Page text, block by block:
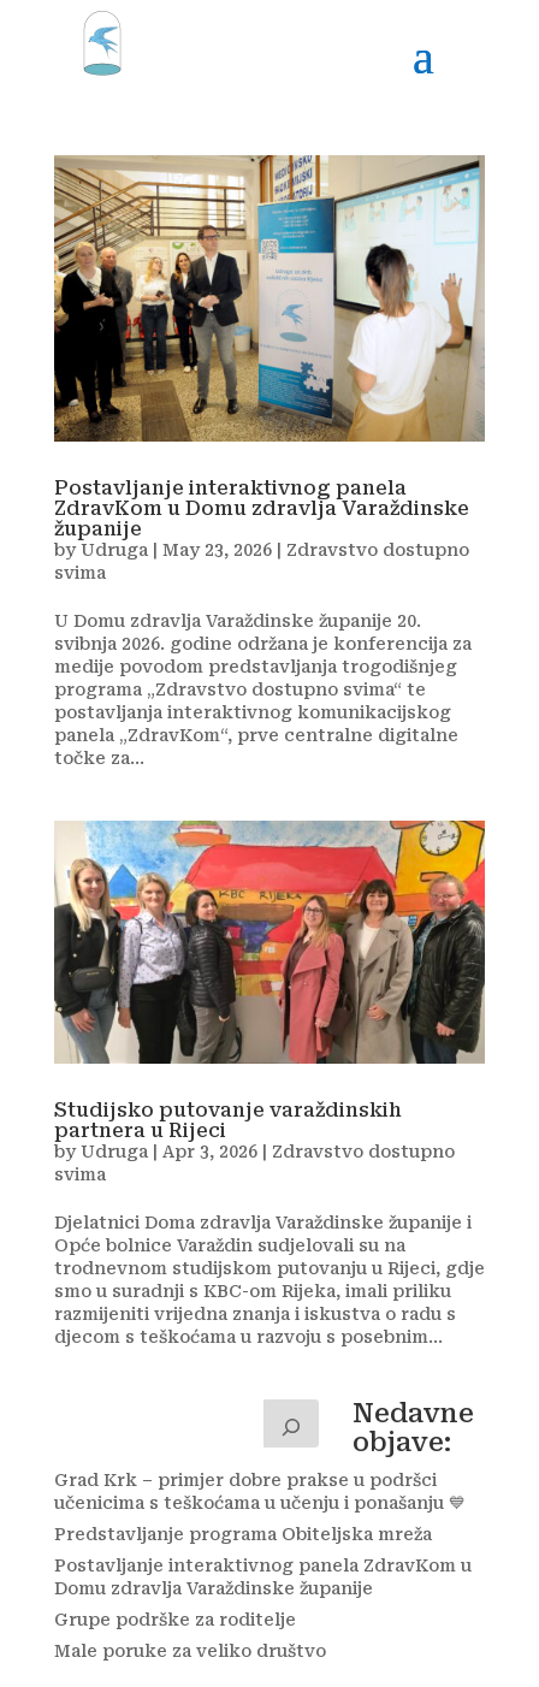
Postavljanje interaktivnog panela
ZdravKom u Domu zdravlja Varaždinske
županije
byUdruga May 23, 2026| Zdravstvo dostupno
svima
U Domu zdravlja Varaždinske županije 20.
svibnja 2026. godine održana je konferencija za
medije povodom predstavljanja trogodišnjeg
programa „Zdravstvo dostupno svima“ te
postavljanja interaktivnog komunikacijskog
panela „ZdravKom“, prve centralne digitalne
točke za...
Studijsko putovanje varaždinskih
partnera u Rijeci
byUdruga Apr 3, 2026| Zdravstvo dostupno
svima
Djelatnici Doma zdravlja Varaždinske županije i
Opće bolnice Varaždin sudjelovali su na
trodnevnom studijskom putovanju u Rijeci, gdje
smo u suradnji s KBC-om Rijeka, imali priliku
razmijeniti vrijedna znanja i iskustva o radu s
djecom s teškoćama u razvoju s posebnim...
Nedavne
objave:
Grad Krk – primjer dobre prakse u podršci
učenicima s teškoćama u učenju i ponašanju 💙
Predstavljanje programa Obiteljska mreža
Postavljanje interaktivnog panela ZdravKom u
Domu zdravlja Varaždinske županije
Grupe podrške za roditelje
Male poruke za veliko društvo